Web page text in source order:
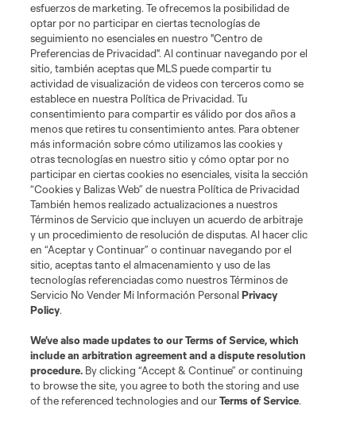
Club Sites
Términos de servicio Política de privacidad
No vender mi información
Cookies Settings
©2026 MLS. El nombre y escudo de la Major League Soccer y MLS son
marcas registradas de League Soccer, L.L.C. (“MLS”). Los nombres y logos
de los equipos de la MLS están registrados y son marcas bajo ley común
de la MLS o son usadas con el permiso de sus propietarios. Uso
desautorizado está prohibido.
esfuerzos de marketing. Te ofrecemos la posibilidad de
optar por no participar en ciertas tecnologías de
seguimiento no esenciales en nuestro "Centro de
Preferencias de Privacidad". Al continuar navegando por el
sitio, también aceptas que MLS puede compartir tu
actividad de visualización de videos con terceros como se
establece en nuestra Política de Privacidad. Tu
consentimiento para compartir es válido por dos años a
menos que retires tu consentimiento antes. Para obtener
más información sobre cómo utilizamos las cookies y
otras tecnologías en nuestro sitio y cómo optar por no
participar en ciertas cookies no esenciales, visita la sección
“Cookies y Balizas Web” de nuestra Política de Privacidad
También hemos realizado actualizaciones a nuestros
Términos de Servicio que incluyen un acuerdo de arbitraje
y un procedimiento de resolución de disputas. Al hacer clic
en “Aceptar y Continuar” o continuar navegando por el
sitio, aceptas tanto el almacenamiento y uso de las
tecnologías referenciadas como nuestros Términos de
Servicio No Vender Mi Información PersonalPrivacy
Policy.
We’ve also made updates to ourTerms of Service, which
include an arbitration agreement and a dispute resolution
procedure. By clicking “Accept & Continue” or continuing
to browse the site, you agree to both the storing and use
of the referenced technologies and ourTerms of Service.